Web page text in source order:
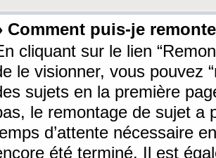
Comment puis-je
cliquant sur le lien
le visionner, vous pouvez
sujets en la première
le remontage de sujet a
d’attente nécessaire
été terminé. Il est